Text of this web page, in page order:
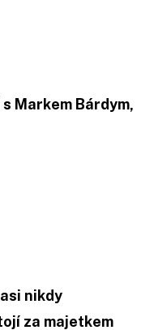
Markem Bárdym,
nikdy
za majetkem